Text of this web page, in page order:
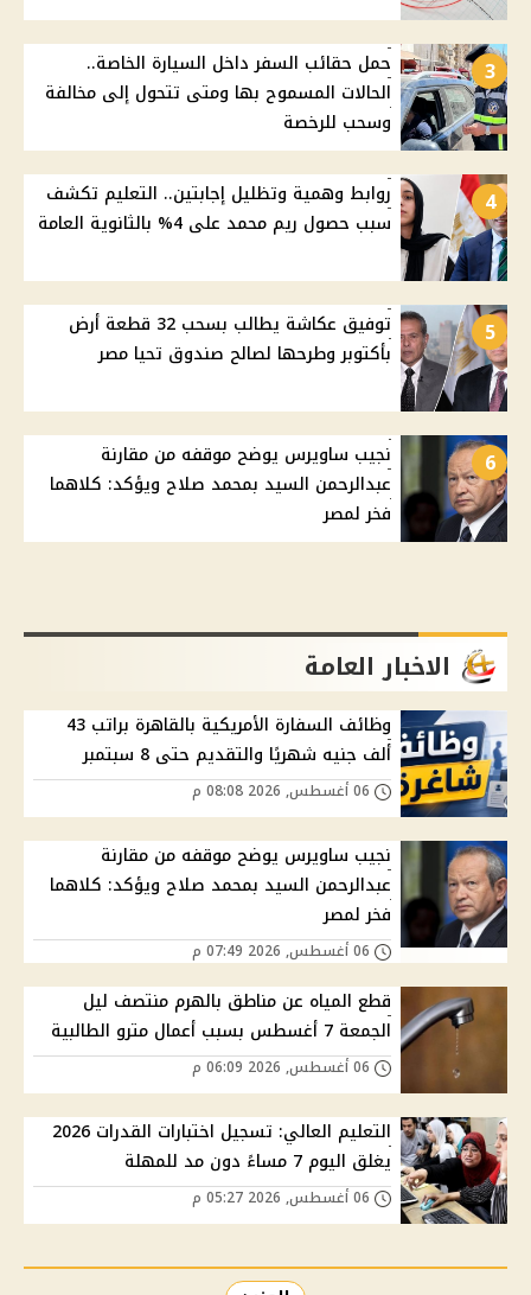
3
حمل حقائب السفر داخل السيارة الخاصة..
الحالات المسموح بها ومتى تتحول إلى مخالفة
وسحب للرخصة
4
روابط وهمية وتظليل إجابتين.. التعليم تكشف
سبب حصول ريم محمد على 4% بالثانوية العامة
5
توفيق عكاشة يطالب بسحب 32 قطعة أرض
بأكتوبر وطرحها لصالح صندوق تحيا مصر
6
نجيب ساويرس يوضح موقفه من مقارنة
عبدالرحمن السيد بمحمد صلاح ويؤكد: كلاهما
فخر لمصر
الاخبار العامة
وظائف السفارة الأمريكية بالقاهرة براتب 43
ألف جنيه شهريًا والتقديم حتى 8 سبتمبر
نجيب ساويرس يوضح موقفه من مقارنة
عبدالرحمن السيد بمحمد صلاح ويؤكد: كلاهما
فخر لمصر
قطع المياه عن مناطق بالهرم منتصف ليل
الجمعة 7 أغسطس بسبب أعمال مترو الطالبية
التعليم العالي: تسجيل اختبارات القدرات 2026
يغلق اليوم 7 مساءً دون مد للمهلة